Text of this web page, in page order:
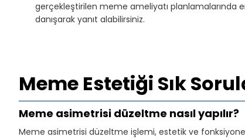
gerçekleştirilen meme ameliyatı planlamalarında
danışarak yanıt alabilirsiniz.
Meme Estetiği Sık
Meme asimetrisi düzeltme nasıl yapılır?
Meme asimetrisi düzeltme işlemi, estetik ve